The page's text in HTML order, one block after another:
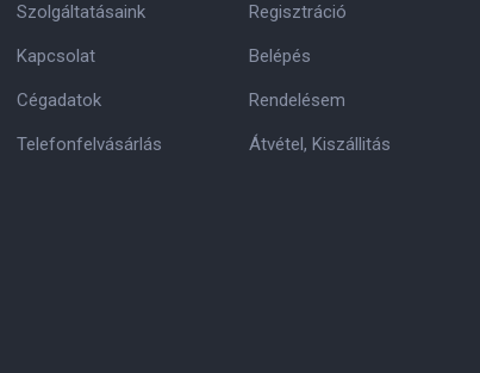
Szolgáltatásaink
Kapcsolat
Cégadatok
Telefonfelvásárlás
Regisztráció
Belépés
Rendelésem
Átvétel, Kiszállitás